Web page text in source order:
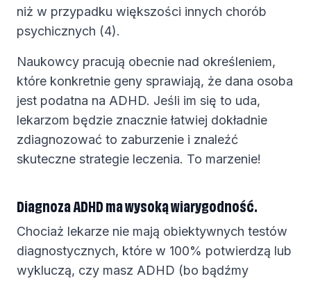
niż w przypadku większości innych chorób
psychicznych (4).
Naukowcy pracują obecnie nad określeniem,
które konkretnie geny sprawiają, że dana osoba
jest podatna na ADHD. Jeśli im się to uda,
lekarzom będzie znacznie łatwiej dokładnie
zdiagnozować to zaburzenie i znaleźć
skuteczne strategie leczenia. To marzenie!
Diagnoza ADHD ma wysoką wiarygodność.
Chociaż lekarze nie mają obiektywnych testów
diagnostycznych, które w 100% potwierdzą lub
wykluczą, czy masz ADHD (bo bądźmy